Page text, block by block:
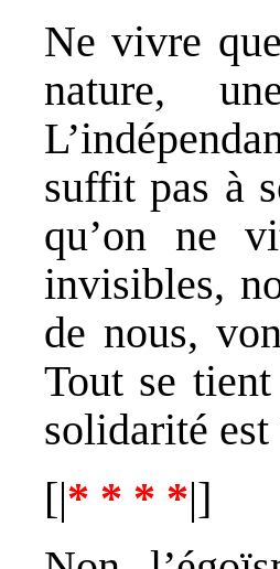
Ne vivre
nature,
suffit pas à
qu’on ne
invisibles,
de nous,
Tout se
solidarité
[|* * * *|]